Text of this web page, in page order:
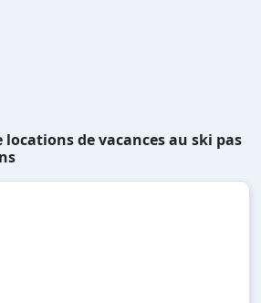
de vacances au ski pas